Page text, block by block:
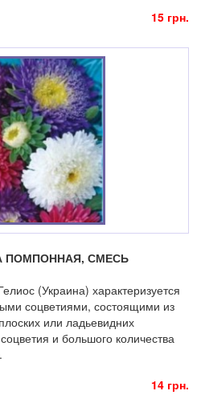
15 грн.
ПОМПОННАЯ, СМЕСЬ
(Украина) характеризуется
соцветиями, состоящими из
или ладьевидних
и большого количества
14 грн.